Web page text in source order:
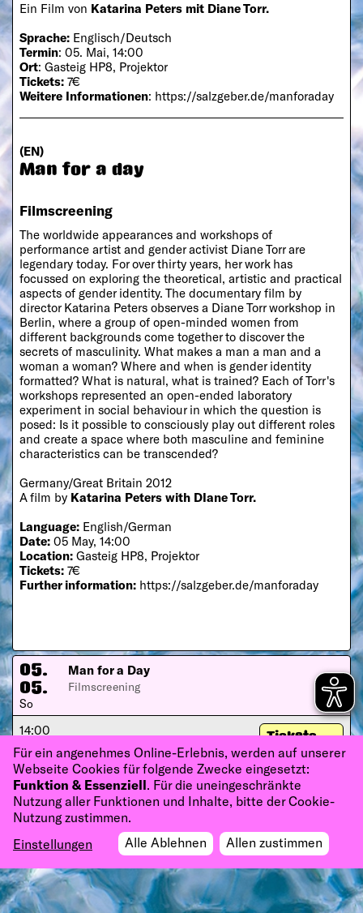
Ein Film von Katarina Peters mit Diane Torr.
Sprache: Englisch/Deutsch
Termin: 05. Mai, 14:00
Ort: Gasteig HP8, Projektor
Tickets: 7€
Weitere Informationen: https://salzgeber.de/manforaday
(EN)
Man for a day
Filmscreening
The worldwide appearances and workshops of
performance artist and gender activist Diane Torr are
legendary today. For over thirty years, her work has
focussed on exploring the theoretical, artistic and practical
aspects of gender identity. The documentary film by
director Katarina Peters observes a Diane Torr workshop in
Berlin, where a group of open-minded women from
different backgrounds come together to discover the
secrets of masculinity. What makes a man a man and a
woman a woman? Where and when is gender identity
formatted? What is natural, what is trained? Each of Torr's
workshops represented an open-ended laboratory
experiment in social behaviour in which the question is
posed: Is it possible to consciously play out different roles
and create a space where both masculine and feminine
characteristics can be transcended?
Germany/Great Britain 2012
A film by Katarina Peters with DIane Torr.
Language: English/German
Date: 05 May, 14:00
Location: Gasteig HP8, Projektor
Tickets: 7€
Further information: https://salzgeber.de/manforaday
05.
05.
So
Man for a Day
Filmscreening
14:00
Gasteig HP8, Projektor
Tickets
Für ein angenehmes Online-Erlebnis, werden auf unserer
Webseite Cookies für folgende Zwecke eingesetzt:
Funktion & Essenziell. Für die uneingeschränkte
Nutzung aller Funktionen und Inhalte, bitte der Cookie-
Nutzung zustimmen.
Einstellungen
Alle Ablehnen Allen zustimmen